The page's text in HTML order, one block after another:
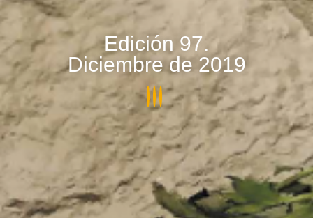
Edición 97.
Diciembre de 2019